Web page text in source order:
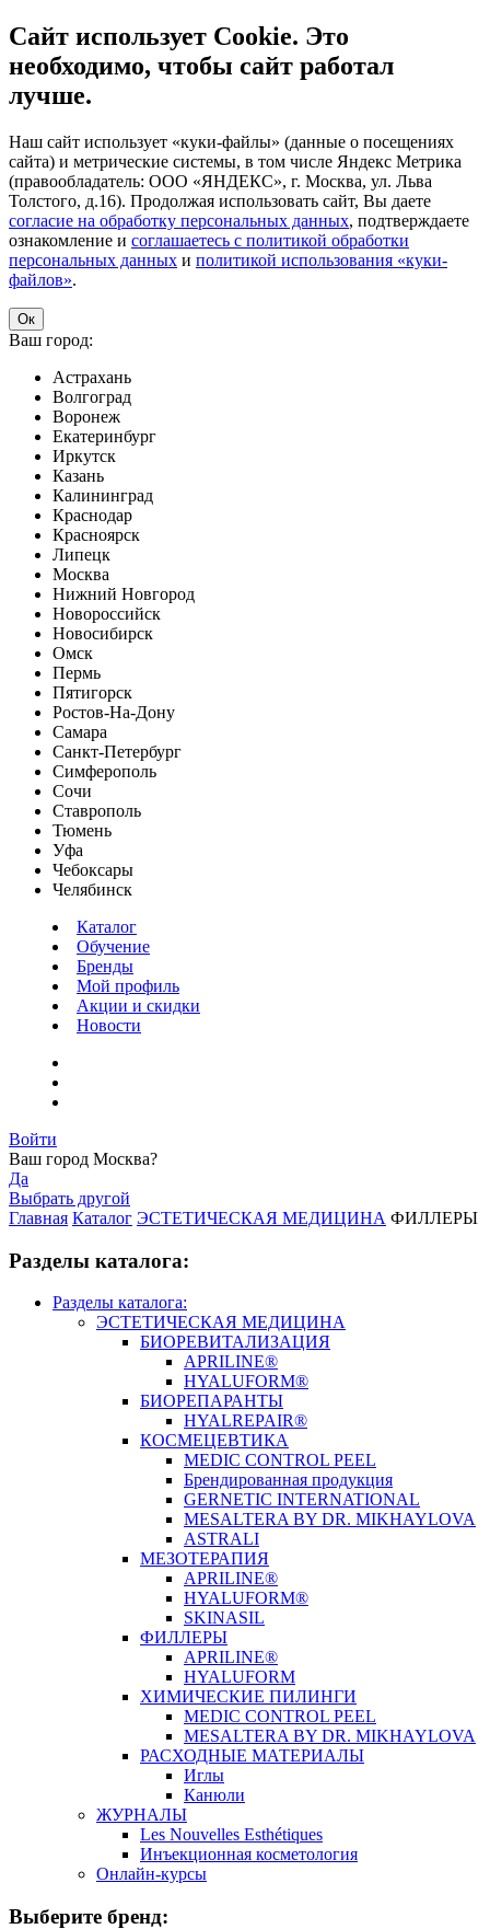
Сайт использует Cookie. Это
необходимо, чтобы сайт работал
лучше.
Наш сайт использует «куки-файлы» (данные о посещениях
сайта) и метрические системы, в том числе Яндекс Метрика
(правообладатель: ООО «ЯНДЕКС», г. Москва, ул. Льва
Толстого, д.16). Продолжая использовать сайт, Вы даете
согласие на обработку персональных данных, подтверждаете
ознакомление и соглашаетесь с политикой обработки
персональных данных и политикой использования «куки-
файлов».
Ок
Ваш город:
Астрахань
Волгоград
Воронеж
Екатеринбург
Иркутск
Казань
Калининград
Краснодар
Красноярск
Липецк
Москва
Нижний Новгород
Новороссийск
Новосибирск
Омск
Пермь
Пятигорск
Ростов-На-Дону
Самара
Санкт-Петербург
Симферополь
Сочи
Ставрополь
Тюмень
Уфа
Чебоксары
Челябинск
Каталог
Обучение
Бренды
Мой профиль
Акции и скидки
Новости
Войти
Ваш город Москва?
Да
Выбрать другой
Главная Каталог ЭСТЕТИЧЕСКАЯ МЕДИЦИНА ФИЛЛЕРЫ
Разделы каталога:
Разделы каталога:
ЭСТЕТИЧЕСКАЯ МЕДИЦИНА
БИОРЕВИТАЛИЗАЦИЯ
APRILINE®
HYALUFORM®
БИОРЕПАРАНТЫ
HYALREPAIR®
КОСМЕЦЕВТИКА
MEDIC CONTROL PEEL
Брендированная продукция
GERNETIC INTERNATIONAL
MESALTERA BY DR. MIKHAYLOVA
ASTRALI
МЕЗОТЕРАПИЯ
APRILINE®
HYALUFORM®
SKINASIL
ФИЛЛЕРЫ
APRILINE®
HYALUFORM
ХИМИЧЕСКИЕ ПИЛИНГИ
MEDIC CONTROL PEEL
MESALTERA BY DR. MIKHAYLOVA
РАСХОДНЫЕ МАТЕРИАЛЫ
Иглы
Канюли
ЖУРНАЛЫ
Les Nouvelles Esthétiques
Инъекционная косметология
Онлайн-курсы
Выберите бренд: